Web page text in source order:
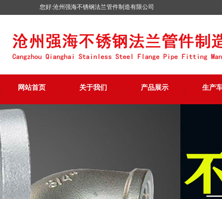
您好:沧州强海不锈钢法兰管件制造有限公司
网站首页 关于我们 产品展示 生产